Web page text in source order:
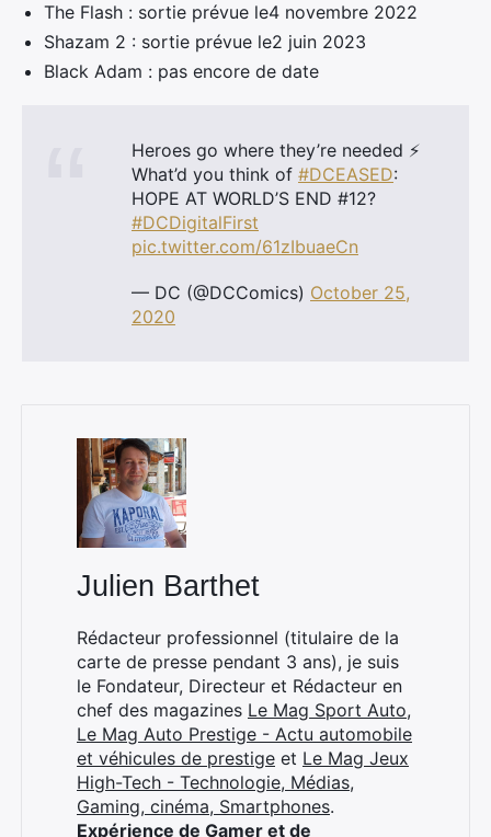
The Flash : sortie prévue le4 novembre 2022
Shazam 2 : sortie prévue le2 juin 2023
Black Adam : pas encore de date
Heroes go where they’re needed ⚡️
What’d you think of #DCEASED:
HOPE AT WORLD’S END #12?
#DCDigitalFirst
pic.twitter.com/61zIbuaeCn
— DC (@DCComics) October 25,
2020
Julien Barthet
Rédacteur professionnel (titulaire de la
carte de presse pendant 3 ans), je suis
le Fondateur, Directeur et Rédacteur en
chef des magazines Le Mag Sport Auto,
Le Mag Auto Prestige - Actu automobile
et véhicules de prestige et Le Mag Jeux
High-Tech - Technologie, Médias,
Gaming, cinéma, Smartphones.
Expérience de Gamer et de